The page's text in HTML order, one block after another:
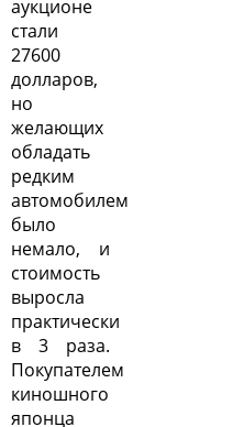
аукционе
стали
27600
долларов,
но
желающих
обладать
редким
автомобилем
было
немало, и
стоимость
выросла
практически
в 3 раза.
Покупателем
киношного
японца